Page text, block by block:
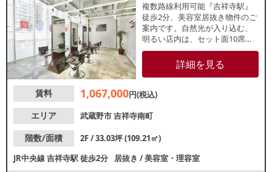
複数路線利用可能『吉祥寺駅』
徒歩2分、美容室居抜き物件のご
案内です。自然光が入り込む、
明るい店内は、セット面10席の
レイアウトです。井の頭公園へ
続く人気の丸井裏手エリア！諸
条件等、お気軽にお問合せくだ
詳細を見る
賃料 1,067,000円(税込)
エリア
武蔵野市吉祥寺南町
階数/面積
2F / 33.03坪 (109.21㎡)
JR中央線吉祥寺駅徒歩2分 居抜き /美容室・理容室